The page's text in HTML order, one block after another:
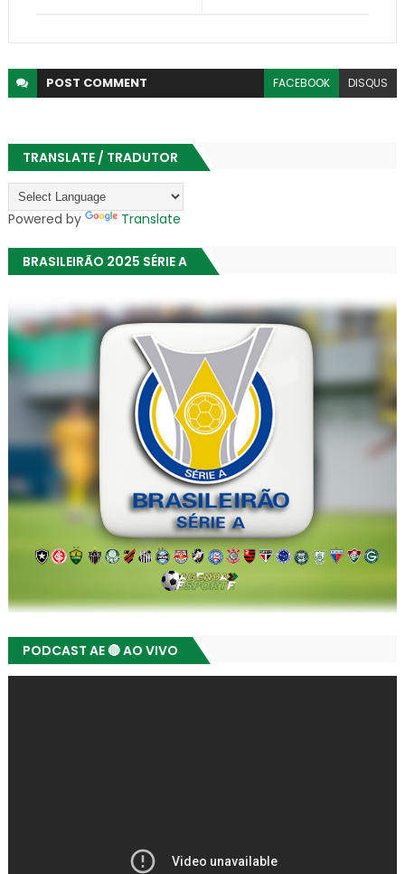
POST COMMENT FACEBOOK DISQUS
TRANSLATE / TRADUTOR
Powered by Translate
BRASILEIRÃO 2025 SÉRIE A
PODCAST AE 🔴 AO VIVO